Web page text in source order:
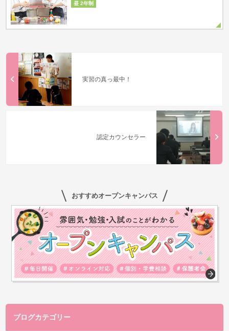
昼 2年制
実習の真っ最中！
認定カウンセラー
おすすめオープンキャンパス
ブログカテゴリー